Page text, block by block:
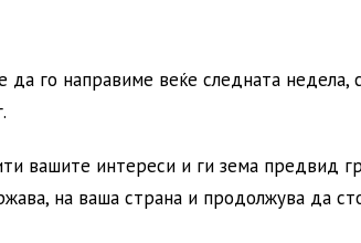
го направиме веќе следната недела,
вашите интереси и ги зема предвид
на ваша страна и продолжува да